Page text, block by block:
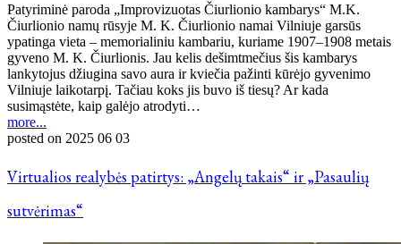
Patyriminė paroda „Improvizuotas Čiurlionio kambarys“ M.K.
Čiurlionio namų rūsyje M. K. Čiurlionio namai Vilniuje garsūs
ypatinga vieta – memorialiniu kambariu, kuriame 1907–1908 metais
gyveno M. K. Čiurlionis. Jau kelis dešimtmečius šis kambarys
lankytojus džiugina savo aura ir kviečia pažinti kūrėjo gyvenimo
Vilniuje laikotarpį. Tačiau koks jis buvo iš tiesų? Ar kada
susimąstėte, kaip galėjo atrodyti…
more...
posted on 2025 06 03
Virtualios realybės patirtys: „Angelų takais“ ir „Pasaulių
sutvėrimas“